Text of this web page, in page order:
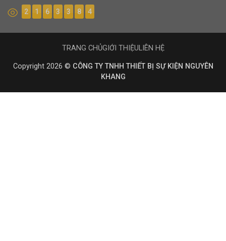
2 1 6 3 3 8 4
Copyright 2026 © CÔNG TY TNHH THIẾT BỊ SỰ KIỆN NGUYÊN
KHANG
TRANG CHỦGIỚI THIỆULIÊN HỆ